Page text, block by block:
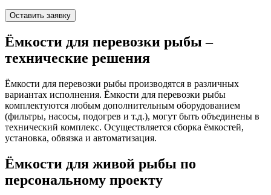
Оставить заявку
Ёмкости для перевозки рыбы –
технические решения
Ёмкости для перевозки рыбы производятся в различных
вариантах исполнения. Ёмкости для перевозки рыбы
комплектуются любым дополнительным оборудованием
(фильтры, насосы, подогрев и т.д.), могут быть объединены в
технический комплекс. Осуществляется сборка ёмкостей,
установка, обвязка и автоматизация.
Ёмкости для живой рыбы по
персональному проекту